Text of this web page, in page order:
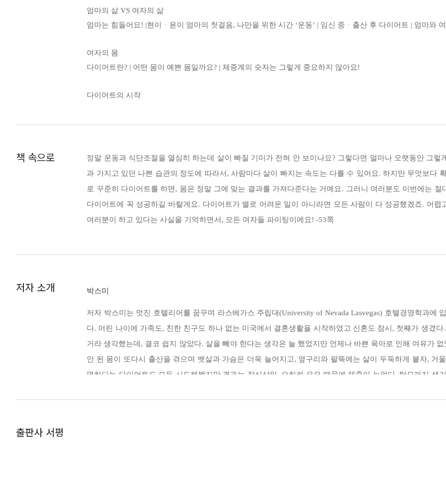
다른 다이어트 식단과는 달리 스미 식단은 하루 세 끼를 꼬박꼬박 챙겨먹는 것을 권한다. 단, 아침과 저녁은 다이어트에
1"을 규칙적으로 해나가는 것이다. 좋아하지도 않는 음식을 먹으며 운동해야 한다고 생각하면 하루하루가 지옥 같이 느껴
니라 물의 중요성도 강조하고 있어서, 스미홈트 운동과 식단을 병행하다 보면 어느새 다이어트를 즐기고 있는 나 자신을 발
그동안 스미는 본인이 알고 있던 다이어트 팁과 노하우를 유튜브, 인스타그램, 블로그에 꾸준히 공유해왔다. 육아와 살림
게 된다. 그 덕분에 유튜브 스미홈트 동영상은 누적합계 100만 뷰가 넘는다. 30만 명의 팔로우가 있는 인스타그램에서는
엄마의 삶 VS 여자의 삶
엄마는 힘들어요! |현이ㆍ윤이 엄마의 첫걸음, 나만을 위한 시간 ‘운동’ | 임신 중ㆍ출산 후 다이어트 | 엄마와
여자의 몸
다이어트란? | 어떤 몸이 예쁜 몸일까요? | 체중계의 숫자는 그렇게 중요하지 않아요!
다이어트의 시작
Part 2. MEAL | 스미 식단
스미 식단이 뭐죠?
삼시 세끼 다이어트 식단 지키기? | 스미 식단의 탄생 | 스미 식단표 따라잡기
스미 식단 Q&A
Part 3. Note | 스미의 다이어트 노트
다이어트 진실 혹은 거짓
어떤 정보가 진짜일까? | 식사 대용 셰이크와 단백질 보충제는 다이어트 보조제? | 하루에 물 2L를 꼭 마셔야
책 속으로
정말 운동과 식단조절을 열심히 하는데 살이 빠질 기미가 전혀 안 보이나요? 그렇다면 얼마나 오랫동안 그
과 가지고 있던 나쁜 습관의 정도에 따라서, 사람마다 살이 빠지는 속도는 다를 수 있어요. 하지만 무엇보다
로 꾸준히 다이어트를 하면, 몸은 정말 그에 맞는 결과를 가져다준다는 거예요. 그러니 여러분도 이번에는
다이어트에 꼭 성공하길 바랄게요. 다이어트가 별로 어려운 일이 아니라면 모든 사람이 다 성공했겠죠. 어
여러분이 하고 있다는 사실을 기억하면서, 모든 여자들 파이팅이에요! -53쪽
저자 소개 박스미
저자 박스미는 멋진 호텔리어를 꿈꾸며 라스베가스 주립대(University of Nevada Lasvegas) 호텔경영학과에
다. 어린 나이에 가족도, 친한 친구도 하나 없는 미국에서 결혼생활을 시작하였고 신혼도 잠시, 첫째가 생겼
거라 생각했는데, 결코 쉽지 않았다. 살을 빼야 한다는 생각은 늘 했었지만 언제나 바쁜 육아로 인해 여유가
안 된 몸이 또다시 출산을 겪으며 뱃살과 가슴은 더욱 늘어지고, 옆구리와 팔뚝에는 살이 두둑하게 붙자, 거
명하다는 다이어트도 모두 시도해봤지만 결과는 작심삼일, 오히려 요요 때문에 체중이 늘었다. 탈모까지 생
출판사 서평